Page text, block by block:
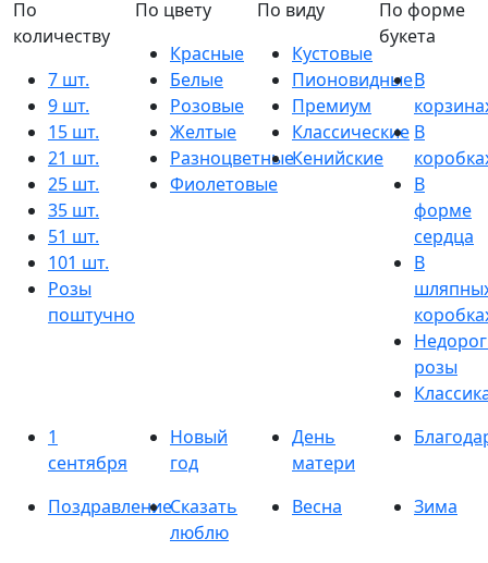
По
количеству
7 шт.
9 шт.
15 шт.
21 шт.
25 шт.
35 шт.
51 шт.
101 шт.
Розы
поштучно
По цвету
Красные
Белые
Розовые
Желтые
Разноцветные
Фиолетовые
По виду
Кустовые
Пионовидные
Премиум
Классические
Кенийские
По форме
букета
В
В
В
форме
сердца
В
розы
1
сентября
Новый
год
День
матери
ПоздравлениеСказать
люблю
Весна Зима